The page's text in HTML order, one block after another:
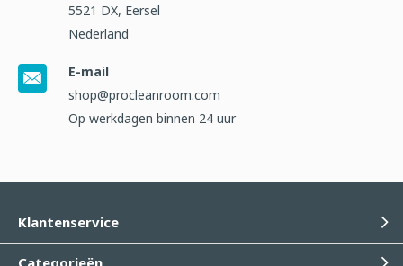
5521 DX, Eersel
Nederland
E-mail
shop@procleanroom.com
Op werkdagen binnen 24 uur
Klantenservice